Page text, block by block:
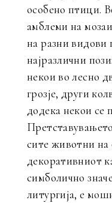
особено птици.
амблеми на
на разни
најразлични
некои во лесно
грозје, други
додека некои се
сите животни на
декоративниот
симболично
литургија, е